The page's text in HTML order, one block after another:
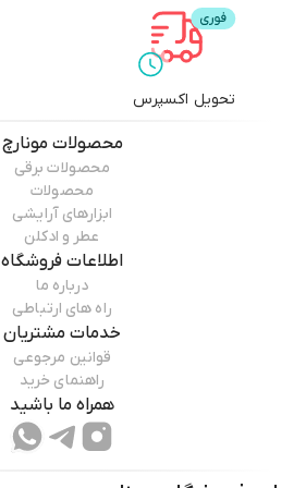
ساخت: ترکیه
تعداد در بسته: 70 عدد
جنس: پنبه ای
خاصیت مرطوب کنندگی برای پوست
پاکسازی و تمیز کنندگی عمیق پوست
مناسب برای صورت، چشم ها و لب ها
پاک کردن آرایش و چربی اضافه پوست
کمک به پاکسازی کثیفی ها و آلودگی ها
تحویل اکسپرس
محصولاتمونارچ
محصولات برقی
محصولات
ابزارهای آرایشی
عطر و ادکلن
اطلاعات فروشگاه
درباره ما
راه های ارتباطی
خدمات مشتریان
قوانین مرجوعی
راهنمای خرید
همراه ما باشید